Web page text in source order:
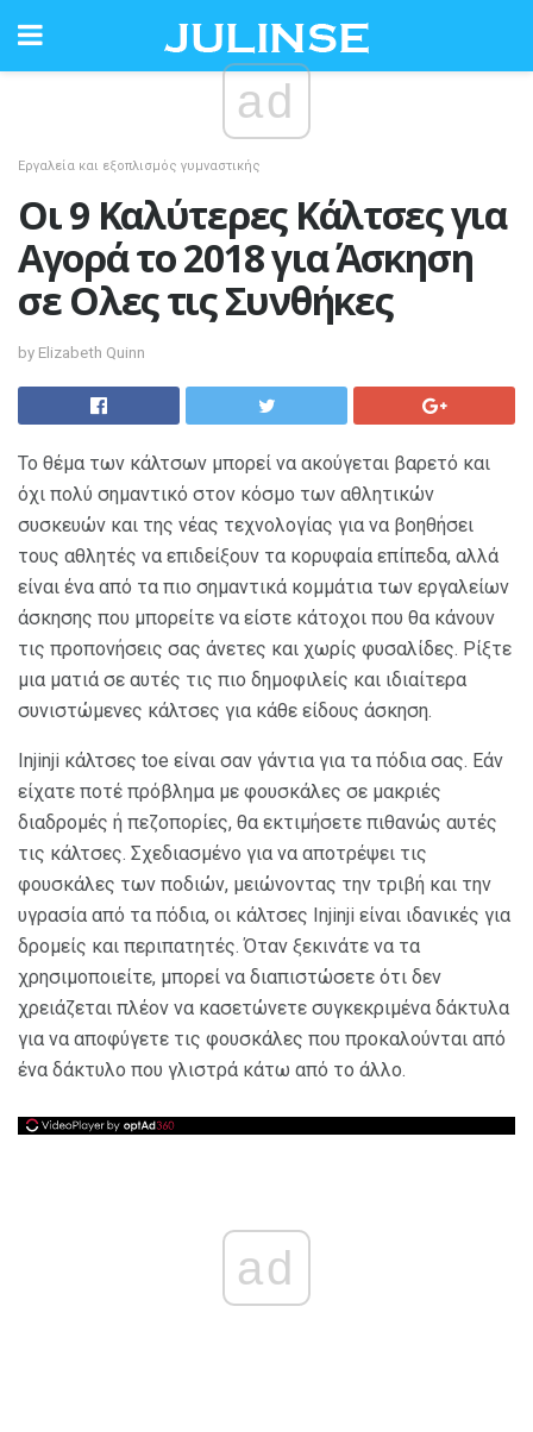
ad
Εργαλεία και εξοπλισμός γυμναστικής
Οι 9 Καλύτερες Κάλτσες για
Αγορά το 2018 για Άσκηση
σε Ολες τις Συνθήκες
by Elizabeth Quinn
Το θέμα των κάλτσων μπορεί να ακούγεται βαρετό και
όχι πολύ σημαντικό στον κόσμο των αθλητικών
συσκευών και της νέας τεχνολογίας για να βοηθήσει
τους αθλητές να επιδείξουν τα κορυφαία επίπεδα, αλλά
είναι ένα από τα πιο σημαντικά κομμάτια των εργαλείων
άσκησης που μπορείτε να είστε κάτοχοι που θα κάνουν
τις προπονήσεις σας άνετες και χωρίς φυσαλίδες. Ρίξτε
μια ματιά σε αυτές τις πιο δημοφιλείς και ιδιαίτερα
συνιστώμενες κάλτσες για κάθε είδους άσκηση.
Injinji κάλτσες toe είναι σαν γάντια για τα πόδια σας. Εάν
είχατε ποτέ πρόβλημα με φουσκάλες σε μακριές
διαδρομές ή πεζοπορίες, θα εκτιμήσετε πιθανώς αυτές
τις κάλτσες. Σχεδιασμένο για να αποτρέψει τις
φουσκάλες των ποδιών, μειώνοντας την τριβή και την
υγρασία από τα πόδια, οι κάλτσες Injinji είναι ιδανικές για
δρομείς και περιπατητές. Όταν ξεκινάτε να τα
χρησιμοποιείτε, μπορεί να διαπιστώσετε ότι δεν
χρειάζεται πλέον να κασετώνετε συγκεκριμένα δάκτυλα
για να αποφύγετε τις φουσκάλες που προκαλούνται από
ένα δάκτυλο που γλιστρά κάτω από το άλλο.
ad